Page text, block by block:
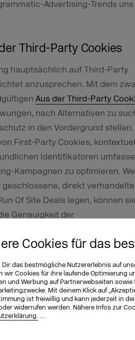
Cookies für das
Dir das bestmögliche Nutzererlebnis auf
wir Cookies für ihre laufende Optimierung
und Werbung auf Partnerwebseiten
Mit deinem Klick auf
ist freiwillig und kann jederzeit in
widerrufen werden. Nähere Infos zur
…
Advertising-Trends uns
Third-Party Cookies
hauptsächlich auf Third-Party
anzusprechen. Mit dem
Aus der Third-Party
nach Alternativen zu
in den Vordergrund stellen.
First-Party Cookies,
Identifikatoren
Kampagnen zu optimieren.
direkt verhandelte
Of Site Deals legen, können
Genauigkeit der
Faktor
KI die digitale Werbung stark
wird die Nutzung generativer KI
für die programmatische
sind gefordert, den Einsatz